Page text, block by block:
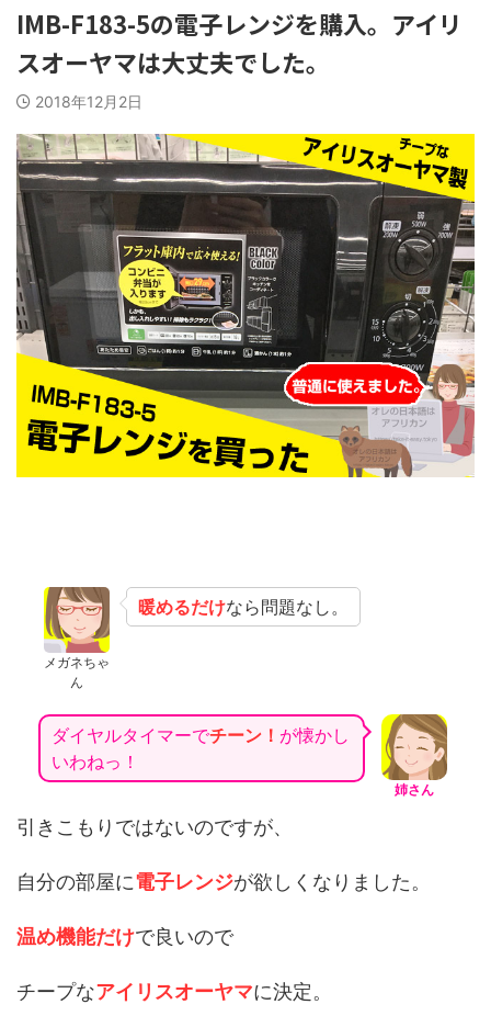
IMB-F183-5の電子レンジを購入。アイリ
スオーヤマは大丈夫でした。
2018年12月2日
メガネちゃ
ん
暖めるだけなら問題なし。
姉さん
ダイヤルタイマーでチーン！ が懐かし
いわねっ！
引きこもりではないのですが、
自分の部屋に電子レンジが欲しくなりました。
温め機能だけで良いので
チープなアイリスオーヤマに決定。